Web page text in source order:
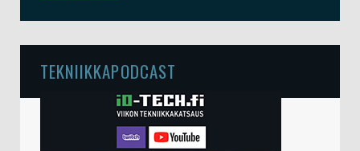
TEKNIIKKAPODCAST